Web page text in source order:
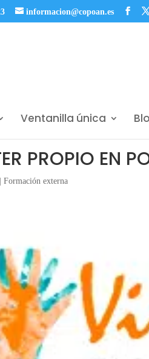
informacion@copoan.es
Ventanilla única
PROPIO EN
|Formación externa